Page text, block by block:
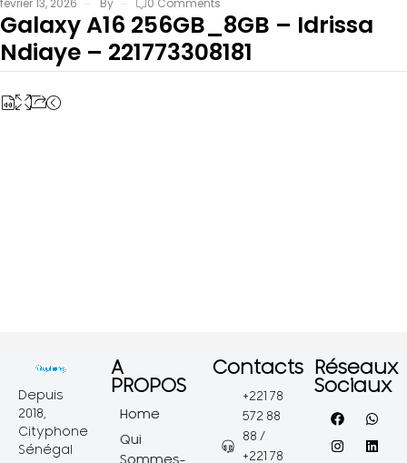
février 13, 2026 By 0 Comments
Galaxy A16 256GB_8GB – Idrissa
Ndiaye – 221773308181
Depuis
2018,
Cityphone
Sénégal
A
PROPOS
Home
Qui
Contacts
+221 78
572 88
88 /
+221 78
Réseaux
Sociaux